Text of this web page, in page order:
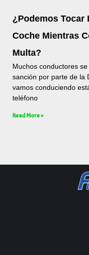
¿Podemos Tocar
Coche Mientras
Multa?
Muchos conductores
sanción por parte de la
vamos conduciendo
teléfono
Read More »